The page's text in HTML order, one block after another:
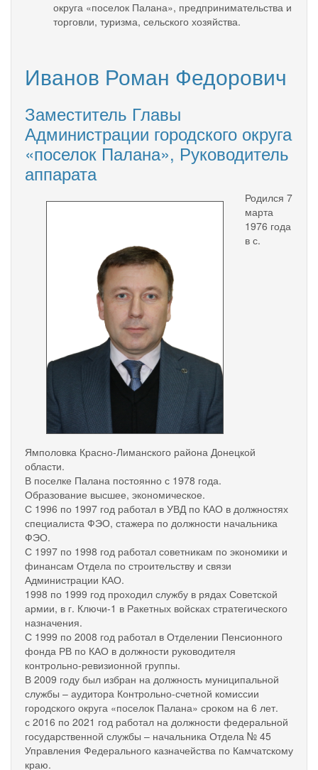
округа «поселок Палана», предпринимательства и
торговли, туризма, сельского хозяйства.
Иванов Роман Федорович
Заместитель Главы
Администрации городского округа
«поселок Палана», Руководитель
аппарата
Родился 7
марта
1976 года
в с.
Ямполовка Красно-Лиманского района Донецкой
области.
В поселке Палана постоянно с 1978 года.
Образование высшее, экономическое.
С 1996 по 1997 год работал в УВД по КАО в должностях
специалиста ФЭО, стажера по должности начальника
ФЭО.
С 1997 по 1998 год работал советникам по экономики и
финансам Отдела по строительству и связи
Администрации КАО.
1998 по 1999 год проходил службу в рядах Советской
армии, в г. Ключи-1 в Ракетных войсках стратегического
назначения.
С 1999 по 2008 год работал в Отделении Пенсионного
фонда РВ по КАО в должности руководителя
контрольно-ревизионной группы.
В 2009 году был избран на должность муниципальной
службы – аудитора Контрольно-счетной комиссии
городского округа «поселок Палана» сроком на 6 лет.
с 2016 по 2021 год работал на должности федеральной
государственной службы – начальника Отдела № 45
Управления Федерального казначейства по Камчатскому
краю.